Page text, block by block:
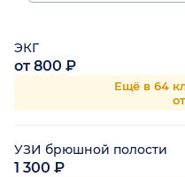
ЭКГ
от 800 ₽
Ещё в 64
УЗИ брюшной полости
1 300 ₽